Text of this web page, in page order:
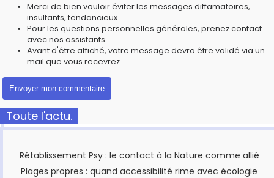
Merci de bien vouloir éviter les messages diffamatoires,
insultants, tendancieux...
Pour les questions personnelles générales, prenez contact
avec nos assistants
Avant d'être affiché, votre message devra être validé via un
mail que vous recevrez.
Toute l'actu.
Rétablissement Psy : le contact à la Nature comme allié
Plages propres : quand accessibilité rime avec écologie